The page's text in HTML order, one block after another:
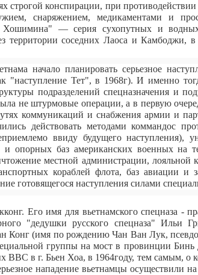
строгой конспирации, при
снаряжением, медикаментами и
Хошимина" — серия сухопутных и
территории соседних Лаоса и Камбоджи,
начало планировать серьезное
"наступление Тет", в 1968г). И именно
подразделений спецназначения и
не штурмовые операции, а в первую
коммуникаций и снабжения армии и
действовать методами коммандос
ввиду будущего наступления),
и опорных баз американских военных на
местной администрации,
кораблей флота, баз авиации и
готовящегося наступления силами
Его имя для вьетнамского спецназа -
"дедушки русского спецназа" Ильи
Конг (имя по рождению Чан Ван Лук,
группы на мост в провинции
ВВС в г. Бьен Хоа, в 1964году, тем самым,
нападение вьетнамцы осуществили